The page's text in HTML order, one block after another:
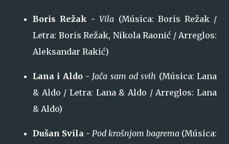
Boris Režak -Vila (Música: Boris Režak /
Letra: Boris Režak, Nikola Raonić / Arreglos:
Aleksandar Rakić)
Lana i Aldo - Jača sam od svih (Música: Lana
& Aldo / Letra: Lana & Aldo / Arreglos: Lana
& Aldo)
Dušan Svila - Pod krošnjom bagrema (Música: